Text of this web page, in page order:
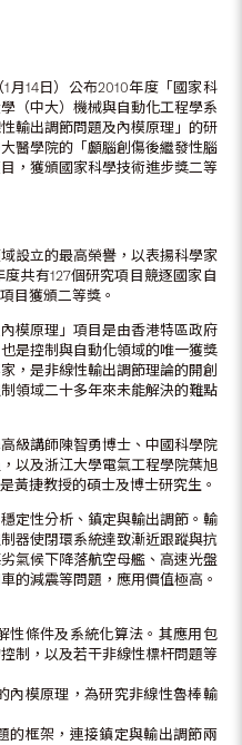
月14日）公布2010年度「國家科
（中大）機械與自動化工程學系
輸出調節問題及內模原理」的研
醫學院的「顱腦創傷後繼發性腦
，獲頒國家科學技術進步獎二等
設立的最高榮譽，以表揚科學家
共有127個研究項目競逐國家自
目獲頒二等獎。
模原理」項目是由香港特區政府
是控制與自動化領域的唯一獲獎
，是非線性輸出調節理論的開創
領域二十多年來未能解決的難點
級講師陳智勇博士、中國科學院
以及浙江大學電氣工程學院葉旭
黃捷教授的碩士及博士研究生。
定性分析、鎮定與輸出調節。輸
器使閉環系統達致漸近跟蹤與抗
氣候下降落航空母艦、高速光盤
的減震等問題，應用價值極高。
條件及系統化算法。其應用包
制，以及若干非線性標杆問題等
模原理，為研究非線性魯棒輸
框架，連接鎮定與輸出調節兩